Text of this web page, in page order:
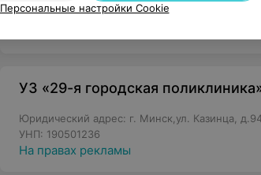
УЗ «29-я городская
Юридический адрес: г. Минск,ул. Казинца,
УНП: 190501236
На правах рекламы
Персональные настройки Cookie